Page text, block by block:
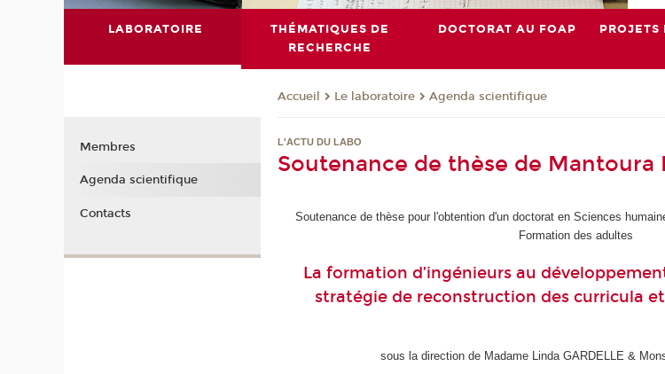
LABORATOIRE
THÉMATIQUES DE
RECHERCHE
DOCTORAT AU FOAP PROJETS
Accueil Le laboratoire Agenda scientifique
L'ACTU DU LABO
Soutenance de thèse de Mantoura
Soutenance de thèse pour l'obtention d'un doctorat en Sciences
Formation des adultes
La formation d’ingénieurs au
stratégie de reconstruction des curricula
sous la direction de Madame Linda GARDELLE &
Membres
Agenda scientifique
Contacts